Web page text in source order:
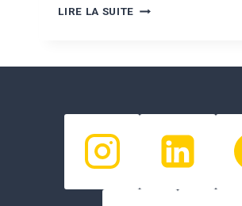
LIRE LA SUITE UNE
RECULER
CHRONIQUES